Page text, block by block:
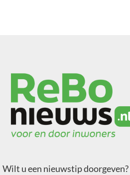
Wilt u een nieuwstip doorgeven?